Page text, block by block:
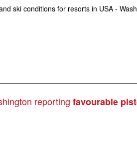
ski conditions for resorts in USA -
reporting favourable